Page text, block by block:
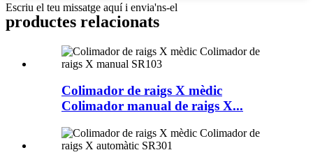
Escriu el teu missatge aquí i envia'ns-el
productes relacionats
Colimador de raigs X mèdic
Colimador manual de raigs X...